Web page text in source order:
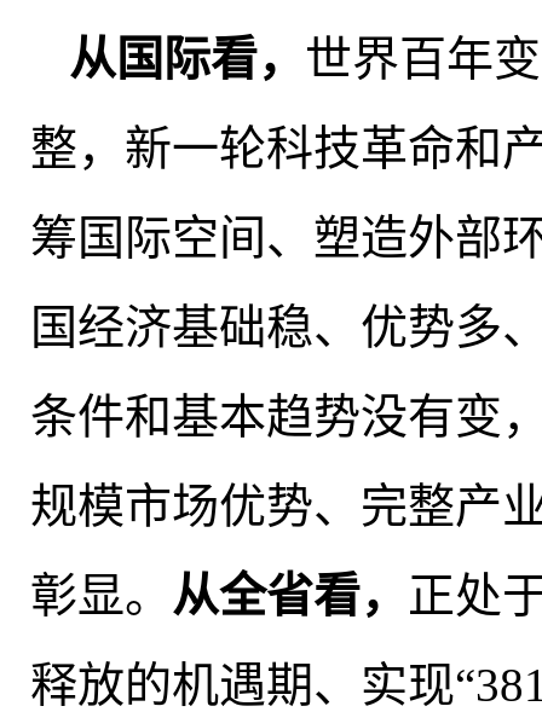
从国际看， 世界百年
整，新一轮科技革命和
筹国际空间、塑造外部
国经济基础稳、优势多
条件和基本趋势没有变
规模市场优势、完整产
彰显。 从全省看， 正处
释放的机遇期、实现